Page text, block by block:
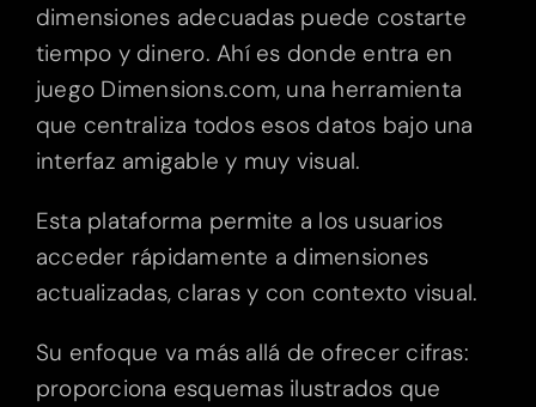
dimensiones adecuadas puede costarte
tiempo y dinero. Ahí es donde entra en
juego Dimensions.com, una herramienta
que centraliza todos esos datos bajo una
interfaz amigable y muy visual.
Esta plataforma permite a los usuarios
acceder rápidamente a dimensiones
actualizadas, claras y con contexto visual.
Su enfoque va más allá de ofrecer cifras:
proporciona esquemas ilustrados que